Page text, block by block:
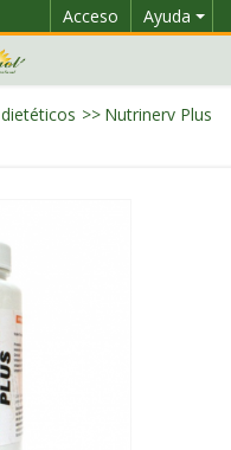
Ayuda
Acceso
>> Nutrinerv Plus